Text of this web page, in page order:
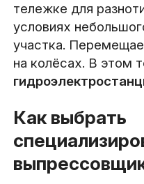
тележке для
условиях
участка.
на колёсах. В этом
Как выбрать